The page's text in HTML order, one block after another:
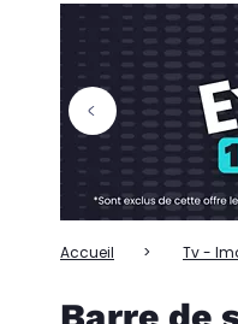
Accueil Tv -